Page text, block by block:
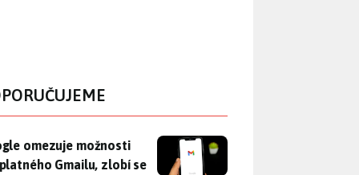
omezuje možnosti bezplatného Gmailu, zlobí se
omezuje možnosti
Gmailu, zlobí se